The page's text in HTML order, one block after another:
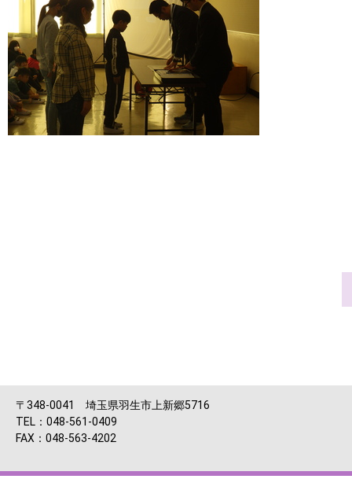
〒348-0041 埼玉県羽生市上新郷5716
TEL：048-561-0409
FAX：048-563-4202